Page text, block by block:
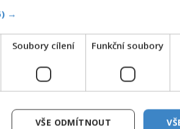
→
Soubory cílení Funkční soubory
VŠE ODMÍTNOUT